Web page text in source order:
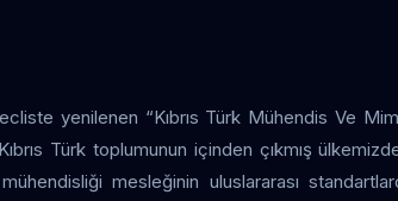
yenilenen “Kıbrıs Türk Mühendis Ve
Türk toplumunun içinden çıkmış
mesleğinin uluslararası